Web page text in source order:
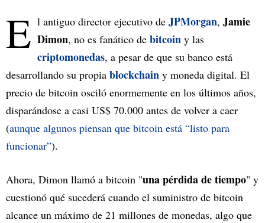
E l antiguo director ejecutivo de JPMorgan, Jamie
Dimon, no es fanático de bitcoin y las
criptomonedas, a pesar de que su banco está
desarrollando su propia blockchain y moneda digital. El
precio de bitcoin osciló enormemente en los últimos años,
disparándose a casi US$ 70.000 antes de volver a caer
(aunque algunos piensan que bitcoin está “listo para
funcionar”).
Ahora, Dimon llamó a bitcoin "una pérdida de tiempo" y
cuestionó qué sucederá cuando el suministro de bitcoin
alcance un máximo de 21 millones de monedas, algo que